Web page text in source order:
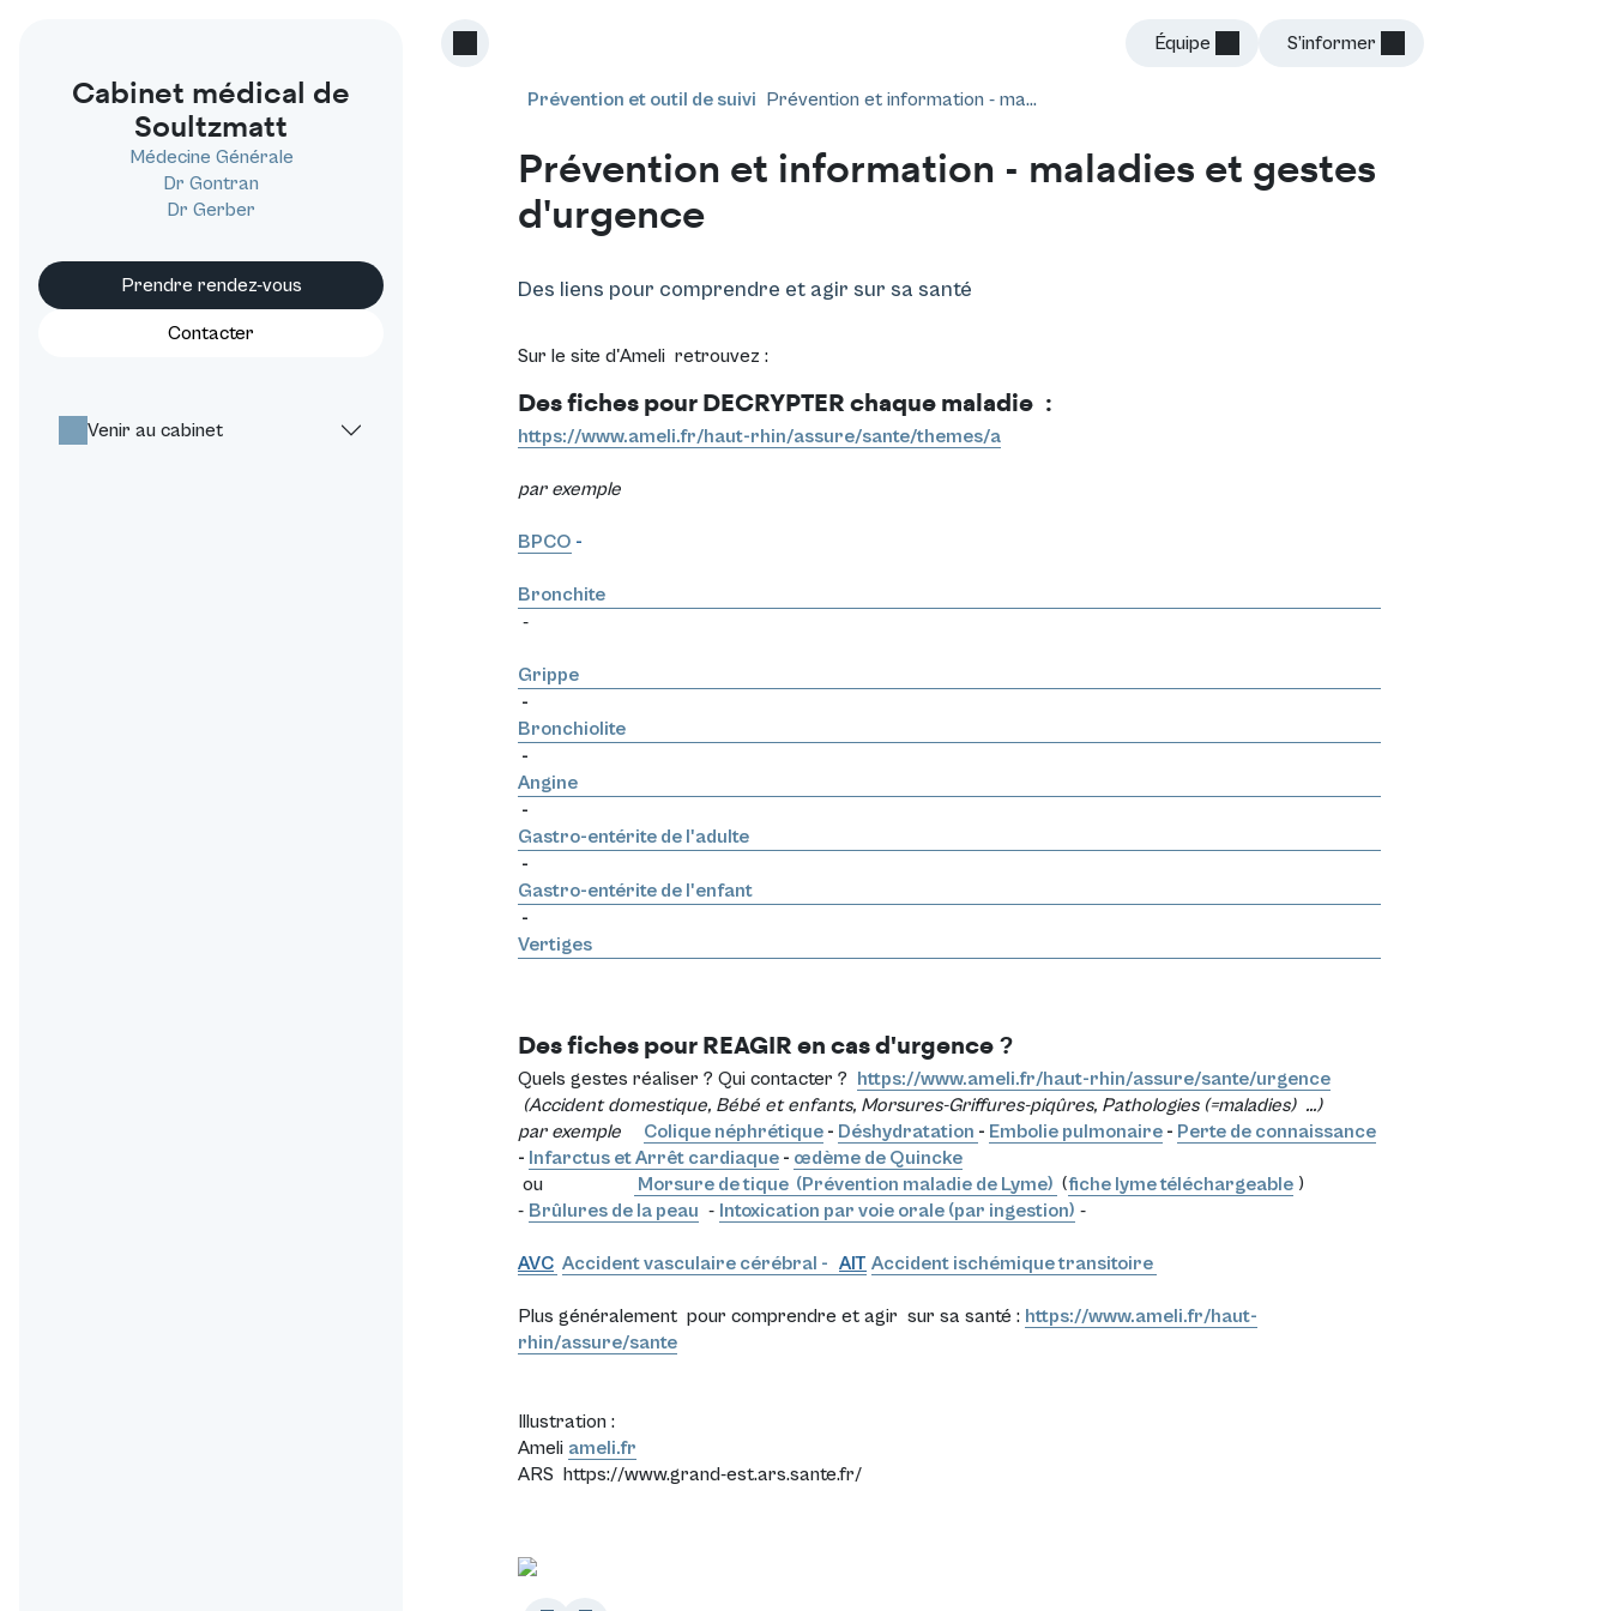
Équipe S’informer
Cabinet médical de
Soultzmatt
Médecine Générale
Dr Gontran
Dr Gerber
Prendre rendez-vous
Contacter
Venir au cabinet
Prévention et outil de suivi Prévention et information - ma...
Prévention et information - maladies et gestes
d'urgence
Des liens pour comprendre et agir sur sa santé
Sur le site d'Ameli retrouvez :
Des fiches pour DECRYPTER chaque maladie :
https://www.ameli.fr/haut-rhin/assure/sante/themes/a
par exemple
BPCO -
Bronchite
-
Grippe
-
Bronchiolite
-
Angine
-
Gastro-entérite de l'adulte
-
Gastro-entérite de l'enfant
-
Vertiges
Des fiches pourREAGIR en cas d'urgence ?
Quels gestes réaliser ? Qui contacter ? https://www.ameli.fr/haut-rhin/assure/sante/urgence
(Accident domestique, Bébé et enfants, Morsures-Griffures-piqûres, Pathologies (=maladies) ...)
par exemple
Colique néphrétique - Déshydratation - Embolie pulmonaire - Perte de connaissance
- Infarctus et Arrêt cardiaque - œdème de Quincke
ou
Morsure de tique (Prévention maladie de Lyme) (fiche lyme téléchargeable )
- Brûlures de la peau - Intoxication par voie orale (par ingestion) -
AVC Accident vasculaire cérébral - AIT Accident ischémique transitoire
Plus généralement pour comprendre et agir sur sa santé : https://www.ameli.fr/haut-
rhin/assure/sante
Illustration :
Ameli ameli.fr
ARS https://www.grand-est.ars.sante.fr/